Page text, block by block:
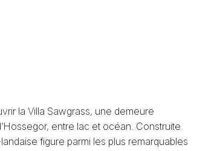
la Villa Sawgrass, une demeure
entre lac et océan. Construite
figure parmi les plus remarquables